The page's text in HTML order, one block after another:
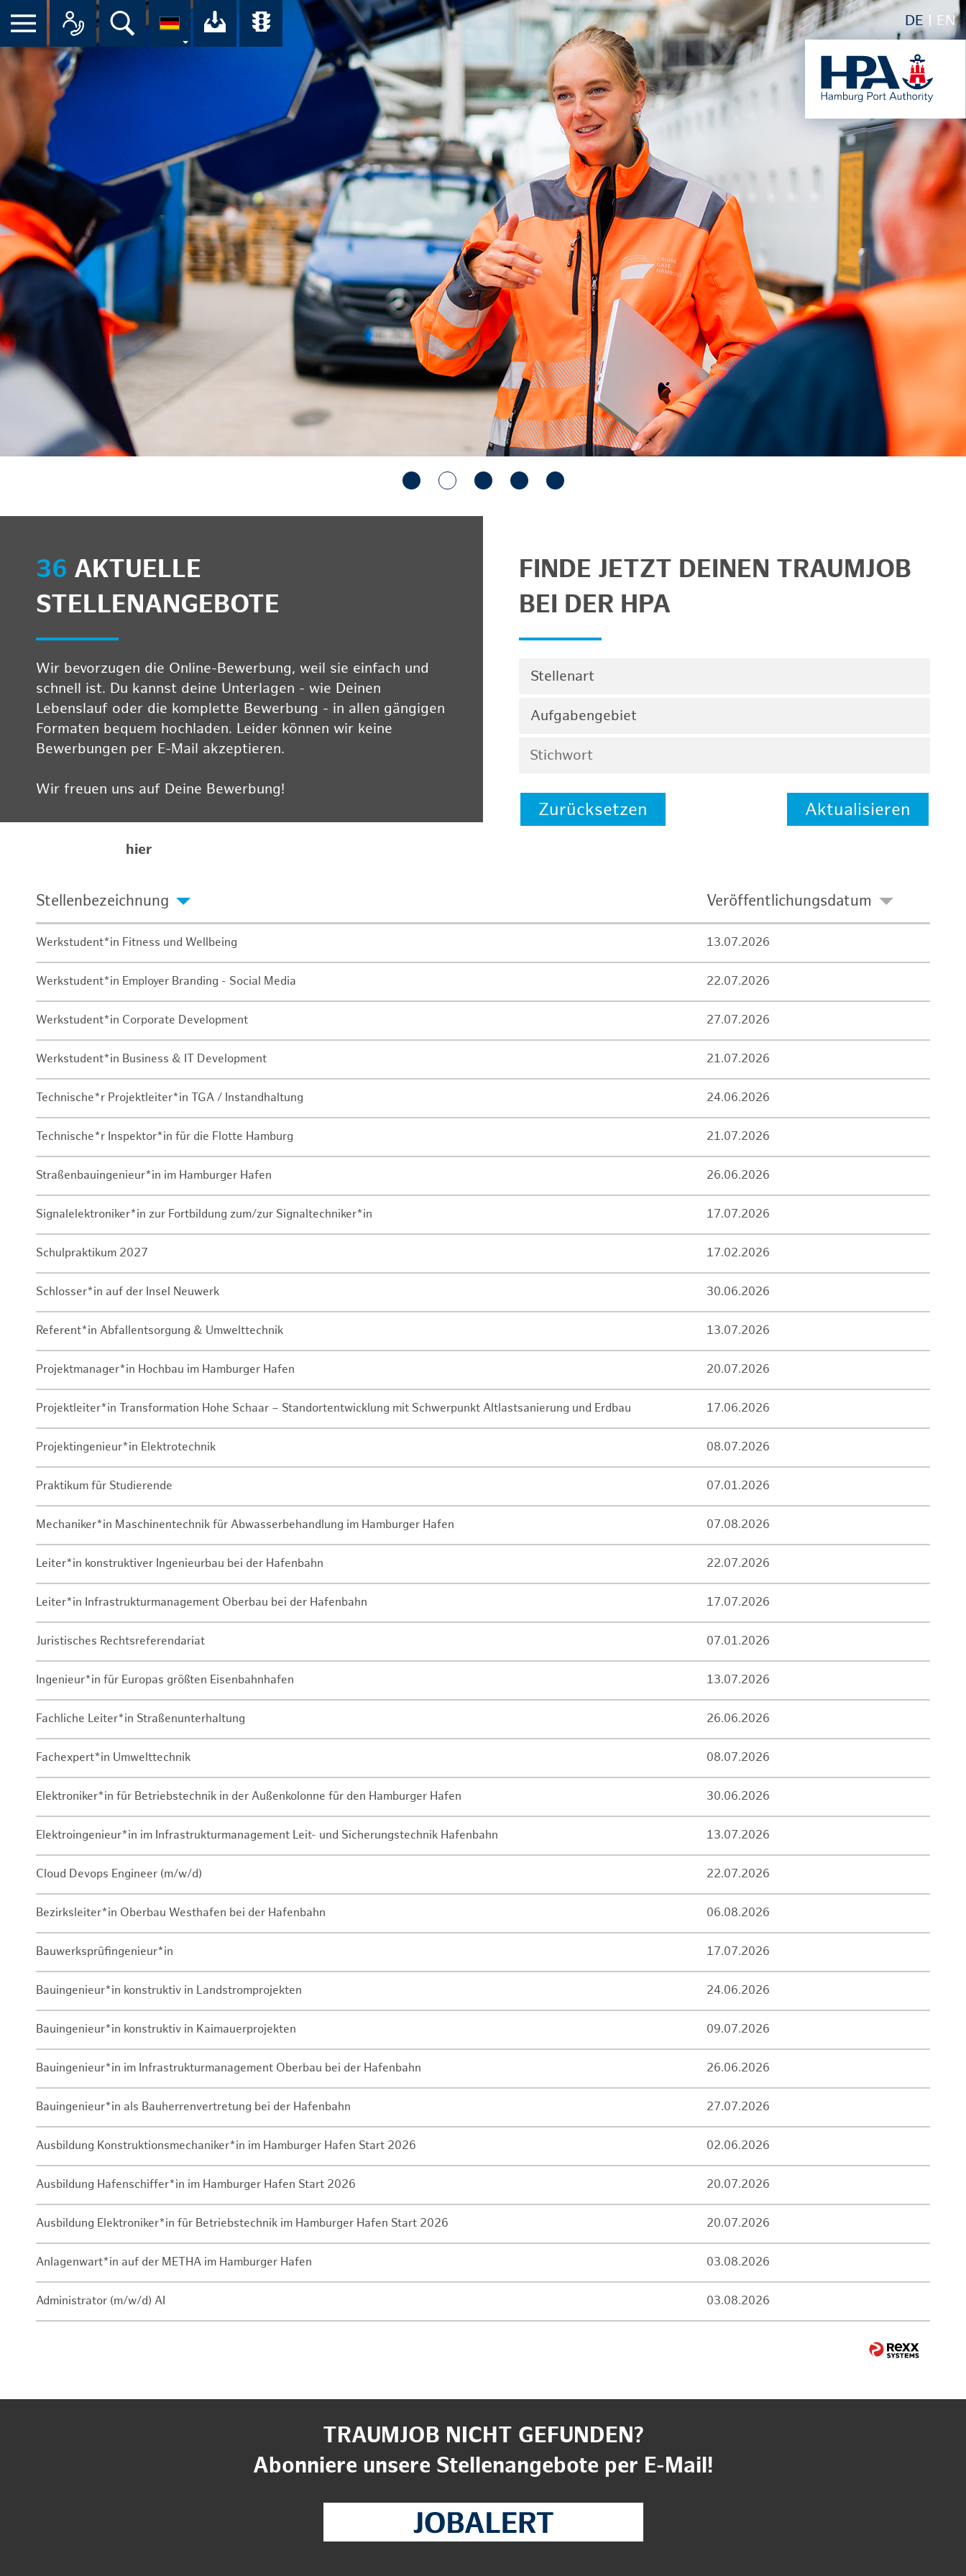
DE EN
Suche Ihr Download-Center der HPA
Übersicht aller Verkehrsmeldungen im Hafen am
36 AKTUELLE
STELLENANGEBOTE
Wir bevorzugen die Online-Bewerbung, weil sie einfach und
schnell ist. Du kannst deine Unterlagen - wie Deinen
Lebenslauf oder die komplette Bewerbung - in allen gängigen
Formaten bequem hochladen. Leider können wir keine
Bewerbungen per E-Mail akzeptieren.
Wir freuen uns auf Deine Bewerbung!
hier
FINDE JETZT DEINEN TRAUMJOB
BEI DER HPA
Stellenart
Aufgabengebiet
Zurücksetzen Aktualisieren
Stellenbezeichnung Veröffentlichungsdatum
Werkstudent*in Fitness und Wellbeing 13.07.2026
Werkstudent*in Employer Branding - Social Media 22.07.2026
Werkstudent*in Corporate Development 27.07.2026
Werkstudent*in Business & IT Development 21.07.2026
Technische*r Projektleiter*in TGA / Instandhaltung 24.06.2026
Technische*r Inspektor*in für die Flotte Hamburg 21.07.2026
Straßenbauingenieur*in im Hamburger Hafen 26.06.2026
Signalelektroniker*in zur Fortbildung zum/zur Signaltechniker*in 17.07.2026
Schulpraktikum 2027 17.02.2026
Schlosser*in auf der Insel Neuwerk 30.06.2026
Referent*in Abfallentsorgung & Umwelttechnik 13.07.2026
Projektmanager*in Hochbau im Hamburger Hafen 20.07.2026
Projektleiter*in Transformation Hohe Schaar – Standortentwicklung mit Schwerpunkt Altlastsanierung und Erdbau 17.06.2026
Projektingenieur*in Elektrotechnik 08.07.2026
Praktikum für Studierende 07.01.2026
Mechaniker*in Maschinentechnik für Abwasserbehandlung im Hamburger Hafen 07.08.2026
Leiter*in konstruktiver Ingenieurbau bei der Hafenbahn 22.07.2026
Leiter*in Infrastrukturmanagement Oberbau bei der Hafenbahn 17.07.2026
Juristisches Rechtsreferendariat 07.01.2026
Ingenieur*in für Europas größten Eisenbahnhafen 13.07.2026
Fachliche Leiter*in Straßenunterhaltung 26.06.2026
Fachexpert*in Umwelttechnik 08.07.2026
Elektroniker*in für Betriebstechnik in der Außenkolonne für den Hamburger Hafen 30.06.2026
Elektroingenieur*in im Infrastrukturmanagement Leit- und Sicherungstechnik Hafenbahn 13.07.2026
Cloud Devops Engineer (m/w/d) 22.07.2026
Bezirksleiter*in Oberbau Westhafen bei der Hafenbahn 06.08.2026
Bauwerksprüfingenieur*in 17.07.2026
Bauingenieur*in konstruktiv in Landstromprojekten 24.06.2026
Bauingenieur*in konstruktiv in Kaimauerprojekten 09.07.2026
Bauingenieur*in im Infrastrukturmanagement Oberbau bei der Hafenbahn 26.06.2026
Bauingenieur*in als Bauherrenvertretung bei der Hafenbahn 27.07.2026
Ausbildung Konstruktionsmechaniker*in im Hamburger Hafen Start 2026 02.06.2026
Ausbildung Hafenschiffer*in im Hamburger Hafen Start 2026 20.07.2026
Ausbildung Elektroniker*in für Betriebstechnik im Hamburger Hafen Start 2026 20.07.2026
Anlagenwart*in auf der METHA im Hamburger Hafen 03.08.2026
Administrator (m/w/d) AI 03.08.2026
TRAUMJOB NICHT GEFUNDEN?
Abonniere unsere Stellenangebote per E-Mail!